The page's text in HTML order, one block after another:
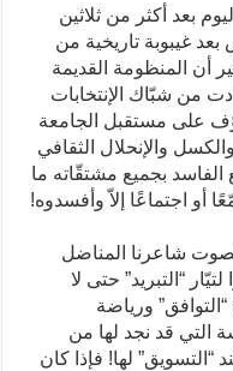
بعد أكثر من ثلاثين
غيبوبة تاريخية من
أن المنظومة القديمة
من شبّاك الإنتخابات
على مستقبل الجامعة
والإنحلال الثقافي
الفاسد بجميع مشتقّاته ما
أو اجتماعًا إلاّ وأفسدوه!
شاعرنا المناضل
“التبريد” حتى لا
ورياضة
التي قد نجد لها من
“التسويق” لها! فإذا كان